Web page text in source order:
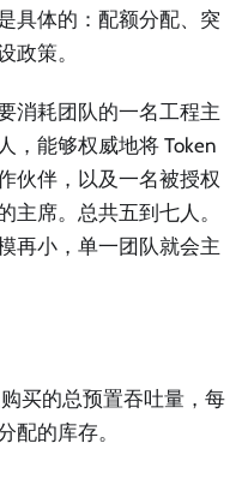
具体的：配额分配、突
政策。
消耗团队的一名工程主
，能够权威地将 Token
伙伴，以及一名被授权
主席。总共五到七人。
再小，单一团队就会主
买的总预置吞吐量，每
配的库存。